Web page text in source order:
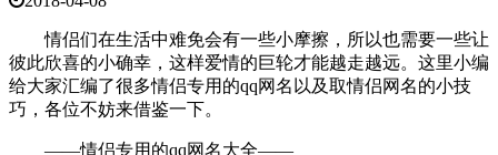
情侣们在生活中难免会有一些小摩擦，所以也需要一些让
彼此欣喜的小确幸，这样爱情的巨轮才能越走越远。这里小编
给大家汇编了很多情侣专用的qq网名以及取情侣网名的小技
巧，各位不妨来借鉴一下。
——情侣专用的qq网名大全——